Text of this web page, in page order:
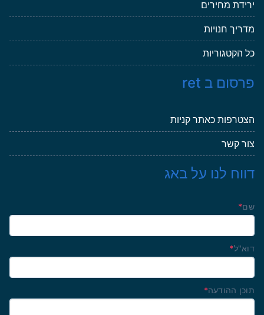
ירידת מחירים
מדריך חנויות
כל הקטגוריות
פרסום ב ret
הצטרפות כאתר קניות
צור קשר
דווח לנו על באג
שם*
דוא"ל*
תוכן ההודעה*